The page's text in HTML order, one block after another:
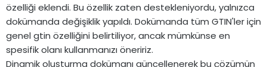
özelliği eklendi. Bu özellik zaten destekleniyordu, yalnızca
dokümanda değişiklik yapıldı. Dokümanda tüm GTIN'ler için
genel gtin özelliğini belirtiliyor, ancak mümkünse en
spesifik olanı kullanmanızı öneririz.
Dinamik oluşturma dokümanı güncellenerek bu çözümün